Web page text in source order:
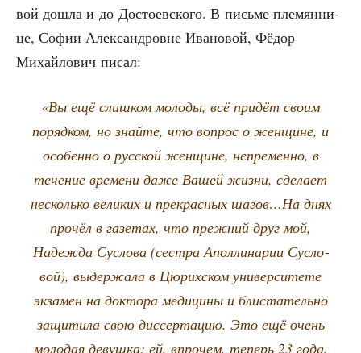
вой дошла и до Досто­ев­ско­го. В пись­ме пле­мян­ни­
це, Софии Алек­сан­дровне Ива­но­вой, Фёдор
Михай­ло­вич писал:
«Вы ещё слиш­ком моло­ды, всё при­дёт сво­им
поряд­ком, но знай­те, что вопрос о жен­щине, и
осо­бен­но о рус­ской жен­щине, непре­мен­но, в
тече­ние вре­ме­ни даже Вашей жиз­ни, сде­ла­ет
несколь­ко вели­ких и пре­крас­ных шагов…На днях
про­чёл в газе­тах, что преж­ний друг мой,
Надеж­да Сус­ло­ва (сест­ра Апол­ли­на­рии Сус­ло­
вой), выдер­жа­ла в Цюрих­ском уни­вер­си­те­те
экза­мен на док­то­ра меди­ци­ны и бли­ста­тель­но
защи­ти­ла свою дис­сер­та­цию. Это ещё очень
моло­дая девуш­ка; ей, впро­чем, теперь 23 года,